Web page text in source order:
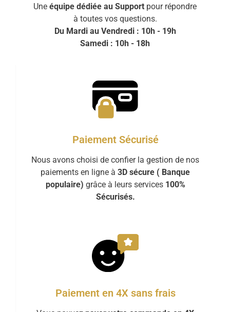
Une équipe dédiée au Support pour répondre
à toutes vos questions.
Du Mardi au Vendredi : 10h - 19h
Samedi : 10h - 18h
Paiement Sécurisé
Nous avons choisi de confier la gestion de nos
paiements en ligne à 3D sécure ( Banque
populaire) grâce à leurs services 100%
Sécurisés.
Paiement en 4X sans frais